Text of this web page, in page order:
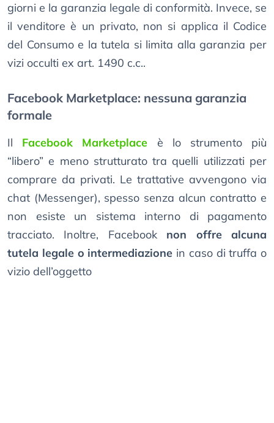
giorni e la garanzia legale di conformità. Invece, se
il venditore è un privato, non si applica il Codice
del Consumo e la tutela si limita alla garanzia per
vizi occulti ex art. 1490 c.c..
Facebook Marketplace: nessuna garanzia
formale
Il Facebook Marketplace è lo strumento più
“libero” e meno strutturato tra quelli utilizzati per
comprare da privati. Le trattative avvengono via
chat (Messenger), spesso senza alcun contratto e
non esiste un sistema interno di pagamento
tracciato. Inoltre, Facebook non offre alcuna
tutela legale o intermediazione in caso di truffa o
vizio dell’oggetto